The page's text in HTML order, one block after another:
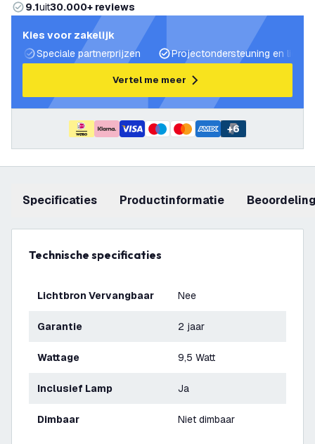
9.1uit30.000+ reviews
Kies voor zakelijk
Speciale partnerprijzen
Projectondersteuning en
Vertel me meer
+6
Specificaties productinformatie
Technische specificaties
Lichtbron Vervangbaar Nee
Garantie 2 jaar
Wattage 9,5 Watt
Inclusief Lamp Ja
Dimbaar Niet dimbaar